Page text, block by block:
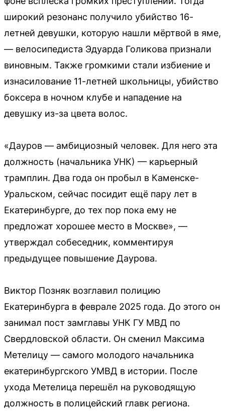
широкий резонанс получило убийство 16-
летней девушки, которую нашли мёртвой в яме,
— велосипедиста Эдуарда Голикова признали
виновным. Также громкими стали избиение и
изнасилование 11-летней школьницы, убийство
боксера в ночном клубе и нападение на
девушку из-за цвета волос.
«Дауров — амбициозный человек. Для него эта
должность (начальника УНК) — карьерный
трамплин. Два года он пробыл в Каменске-
Уральском, сейчас посидит ещё пару лет в
Екатеринбурге, до тех пор пока ему не
предложат хорошее место в Москве», —
утверждал собеседник, комментируя
предыдущее повышение Даурова.
Виктор Позняк возглавил полицию
Екатеринбурга в феврале 2025 года. До этого он
занимал пост замглавы УНК ГУ МВД по
Свердловской области. Он сменил Максима
Метелицу — самого молодого начальника
екатеринбургского УМВД в истории. После
ухода Метелица перешёл на руководящую
должность в полицейский главк региона.